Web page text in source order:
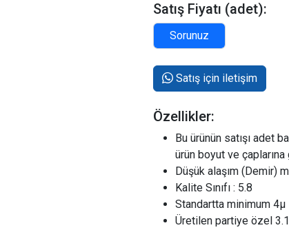
Satış Fiyatı (adet):
Satış için iletişim
Özellikler:
Bu ürünün satışı adet
ürün boyut ve
Düşük alaşım (Demir)
Kalite Sınıfı : 5.8
Standartta minimum 4µ
Üretilen partiye özel